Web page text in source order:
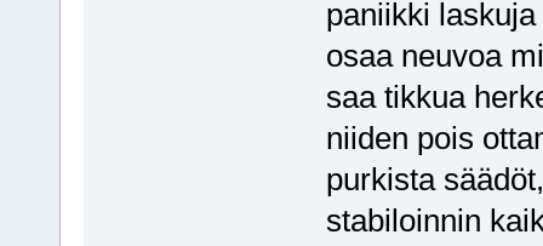
paniikki
osaa neuvoa
saa tikkua
niiden pois
purkista
stabiloinnin